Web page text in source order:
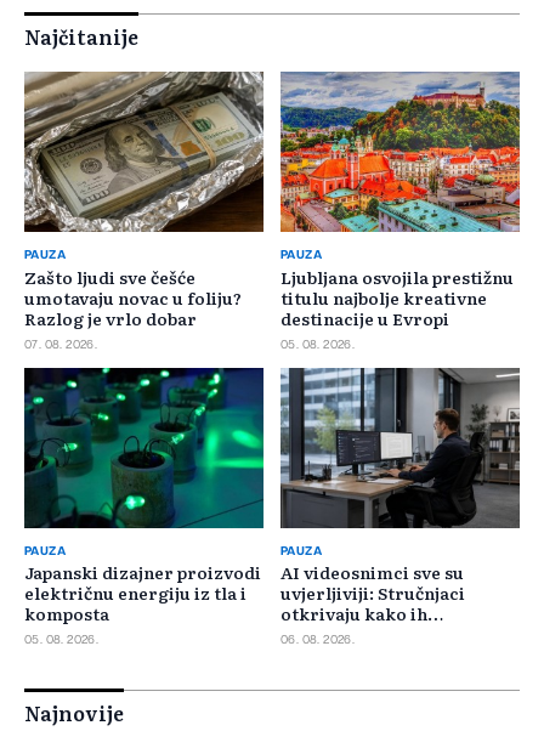
Najčitanije
PAUZA
Zašto ljudi sve češće
umotavaju novac u foliju?
Razlog je vrlo dobar
07. 08. 2026.
PAUZA
Ljubljana osvojila prestižnu
titulu najbolje kreativne
destinacije u Evropi
05. 08. 2026.
PAUZA
Japanski dizajner proizvodi
električnu energiju iz tla i
komposta
05. 08. 2026.
PAUZA
AI videosnimci sve su
uvjerljiviji: Stručnjaci
otkrivaju kako ih
prepoznati
06. 08. 2026.
Najnovije